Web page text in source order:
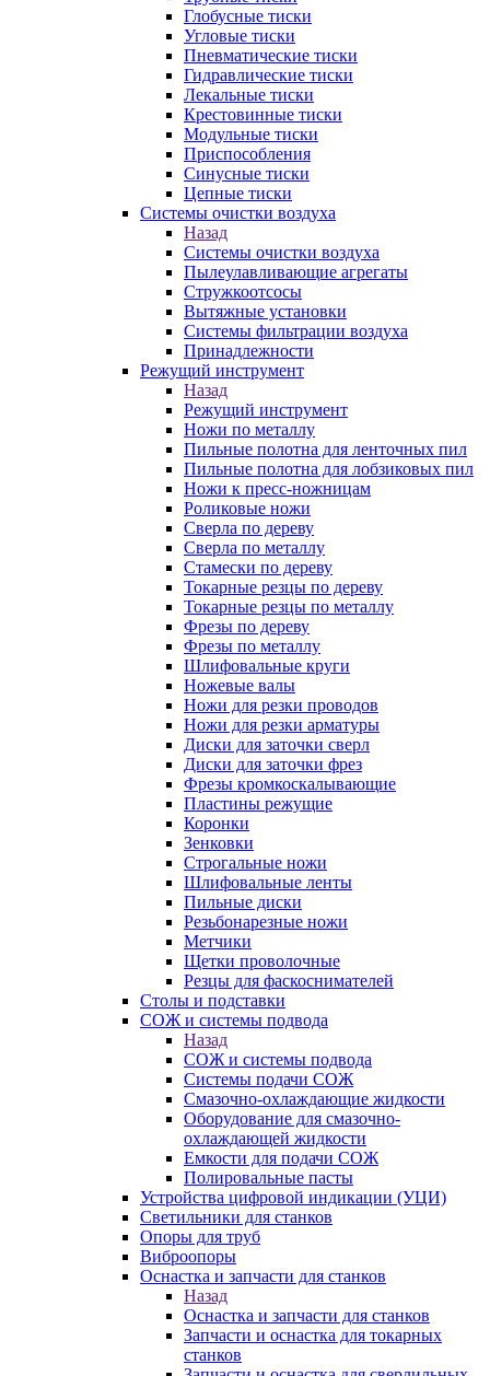
Глобусные тиски
Угловые тиски
Пневматические тиски
Гидравлические тиски
Лекальные тиски
Крестовинные тиски
Модульные тиски
Приспособления
Синусные тиски
Цепные тиски
Системы очистки воздуха
Назад
Системы очистки воздуха
Пылеулавливающие агрегаты
Стружкоотсосы
Вытяжные установки
Системы фильтрации воздуха
Принадлежности
Режущий инструмент
Назад
Режущий инструмент
Ножи по металлу
Пильные полотна для ленточных пил
Пильные полотна для лобзиковых пил
Ножи к пресс-ножницам
Роликовые ножи
Сверла по дереву
Сверла по металлу
Стамески по дереву
Токарные резцы по дереву
Токарные резцы по металлу
Фрезы по дереву
Фрезы по металлу
Шлифовальные круги
Ножевые валы
Ножи для резки проводов
Ножи для резки арматуры
Диски для заточки сверл
Диски для заточки фрез
Фрезы кромкоскалывающие
Пластины режущие
Коронки
Зенковки
Строгальные ножи
Шлифовальные ленты
Пильные диски
Резьбонарезные ножи
Метчики
Щетки проволочные
Резцы для фаскоснимателей
Столы и подставки
СОЖ и системы подвода
Назад
СОЖ и системы подвода
Системы подачи СОЖ
Смазочно-охлаждающие жидкости
Оборудование для смазочно-
охлаждающей жидкости
Емкости для подачи СОЖ
Полировальные пасты
Устройства цифровой индикации (УЦИ)
Светильники для станков
Опоры для труб
Виброопоры
Оснастка и запчасти для станков
Назад
Оснастка и запчасти для станков
Запчасти и оснастка для токарных
станков